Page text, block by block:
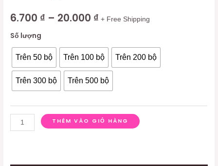
6.700 ₫ – 20.000 ₫ + Free Shipping
Số lượng
Trên 50 bộ Trên 100 bộ Trên 200 bộ
Trên 300 bộ Trên 500 bộ
THÊM VÀO GIỎ HÀNG